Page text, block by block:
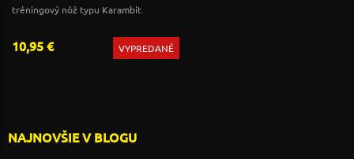
tréningový nôž typu Karambit
10,95 € VYPREDANÉ
NAJNOVŠIE V BLOGU